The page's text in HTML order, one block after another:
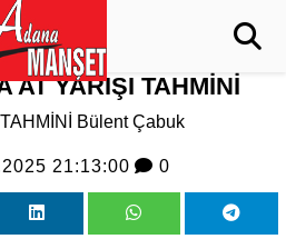
AT YARIŞI TAHMİNİ
Bülent Çabuk
21:13:00 0